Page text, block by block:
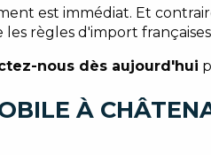
est immédiat. Et
règles d'import françaises
nous dès aujourd'hui
À